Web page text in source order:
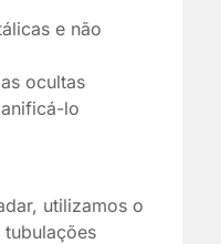
e não
ocultas
lo
utilizamos o